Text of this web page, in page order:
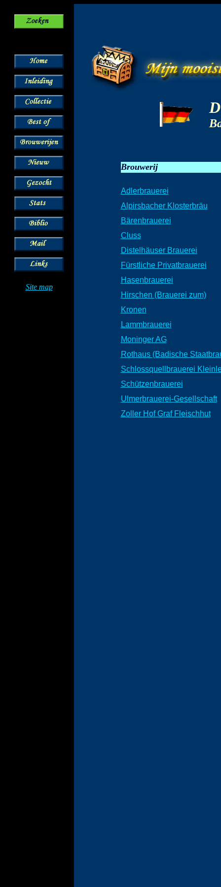
Site map
Brouwerij
Adlerbrauerei
Alpirsbacher Klosterbräu
Bärenbrauerei
Cluss
Distelhäuser Brauerei
Fürstliche Privatbrauerei
Hasenbrauerei
Hirschen (Brauerei zum)
Kronen
Lammbrauerei
Moninger AG
Rothaus (Badische
Schlossquellbrauerei
Schützenbrauerei
Ulmerbrauerei-Gesellschaft
Zoller Hof Graf Fleischhut